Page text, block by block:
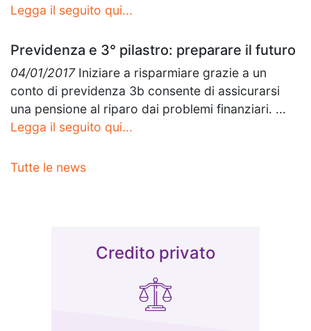
Legga il seguito qui...
Previdenza e 3° pilastro: preparare il futuro
04/01/2017Iniziare a risparmiare grazie a un
conto di previdenza 3b consente di assicurarsi
una pensione al riparo dai problemi finanziari. ...
Legga il seguito qui...
Tutte le news
Credito privato